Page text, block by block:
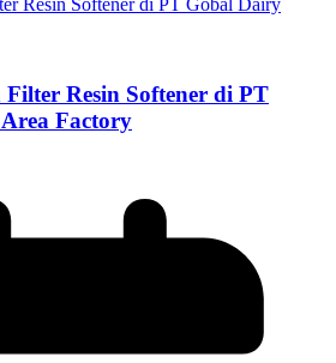
Resin Softener di PT
Factory